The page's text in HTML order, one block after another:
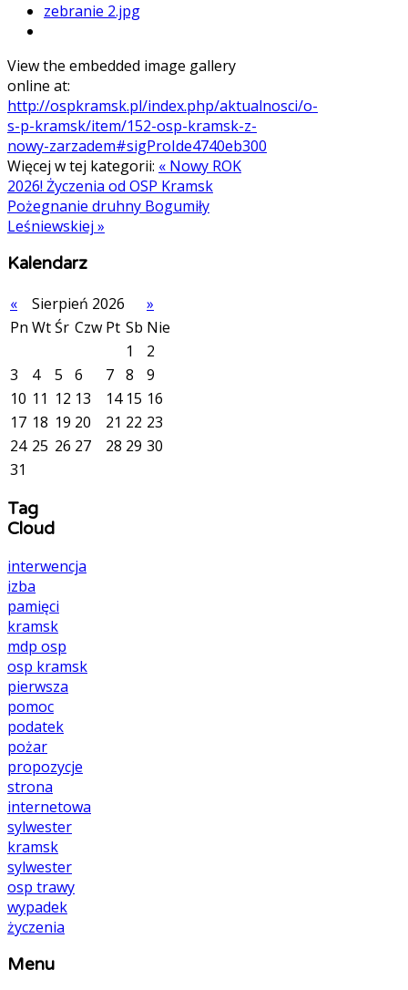
View the embedded image gallery
online at:
http://ospkramsk.pl/index.php/aktualnosci/o-
s-p-kramsk/item/152-osp-kramsk-z-
nowy-zarzadem#sigProIde4740eb300
Więcej w tej kategorii: « Nowy ROK
2026! Życzenia od OSP Kramsk
Pożegnanie druhny Bogumiły
Leśniewskiej »
Kalendarz
«
Sierpień 2026
»
Pn WtŚr Czw Pt Sb Nie
1
2
3
4 5 6 7 8
9
10 11 12 13 14 15 16
17 18 19 20 21 22 23
24 25 26 27 28 29 30
31
Tag
Cloud
interwencja
izba
pamięci
kramsk
mdp osp
osp kramsk
pierwsza
pomoc
podatek
pożar
propozycje
strona
internetowa
sylwester
kramsk
sylwester
osp trawy
wypadek
życzenia
Menu